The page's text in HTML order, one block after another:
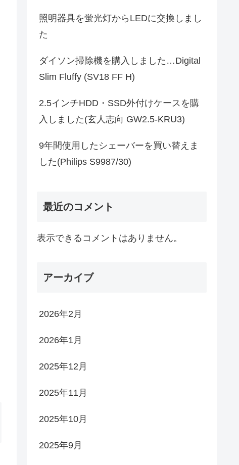
照明器具を蛍光灯からLEDに交換しまし
た
ダイソン掃除機を購入しました…Digital
Slim Fluffy (SV18 FF H)
2.5インチHDD・SSD外付けケースを購
入しました(玄人志向 GW2.5-KRU3)
9年間使用したシェーバーを買い替えま
した(Philips S9987/30)
最近のコメント
表示できるコメントはありません。
アーカイブ
2026年2月
2026年1月
2025年12月
2025年11月
2025年10月
2025年9月